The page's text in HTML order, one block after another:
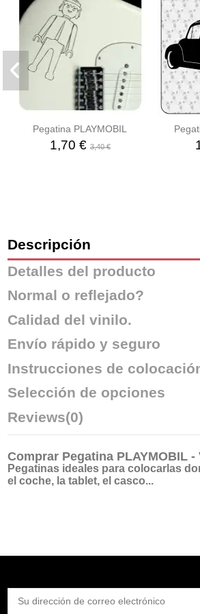
Pegatina PLAYMOBIL
1,70 € 3,40 €
Descripción
Detalles del producto
Normal o reflejado?
Calidad del vinilo.
Envío rápido y seguro
Instrucciones de
Selección de opciones
Reviews(0)
Comprar Pegatina PLAYMOBIL -
Pegatinas ideales para colocarlas
el coche, la tablet, el casco...